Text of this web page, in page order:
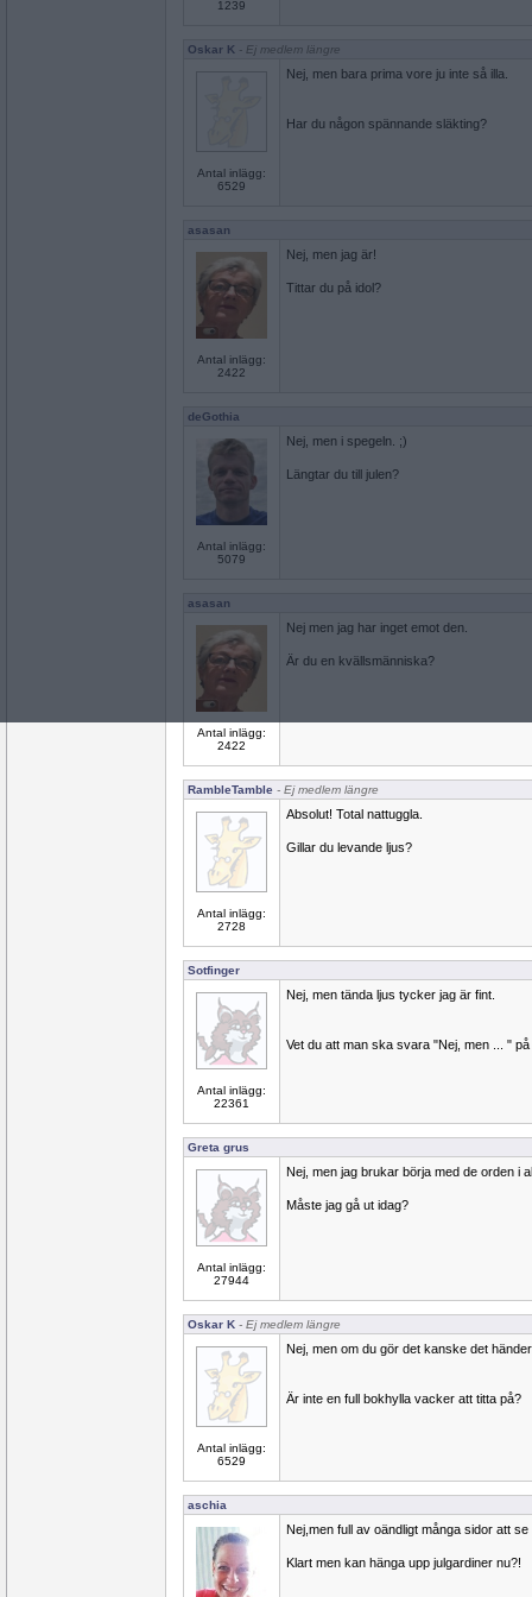
1239
Oskar K - Ej medlem längre
Antal inlägg:
6529
Nej, men bara prima vore ju inte så illa.
Har du någon spännande släkting?
asasan
Antal inlägg:
2422
Nej, men jag är!
Tittar du på idol?
deGothia
Antal inlägg:
5079
Nej, men i spegeln. ;)
Längtar du till julen?
asasan
Antal inlägg:
2422
Nej men jag har inget emot den.
Är du en kvällsmänniska?
RambleTamble - Ej medlem längre
Antal inlägg:
2728
Absolut! Total nattuggla.
Gillar du levande ljus?
Sotfinger
Antal inlägg:
22361
Nej, men tända ljus tycker jag är fint.
Vet du att man ska svara "Nej, men ... "
Greta grus
Antal inlägg:
27944
Nej, men jag brukar börja med de orden i
Måste jag gå ut idag?
Oskar K - Ej medlem längre
Antal inlägg:
6529
Nej, men om du gör det kanske det
Är inte en full bokhylla vacker att titta på?
aschia
Nej,men full av oändligt många sidor att se
Klart men kan hänga upp julgardiner nu?!